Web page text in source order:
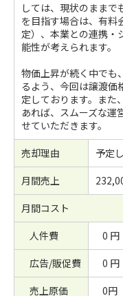
しては、現状のままで
を目指す場合は、有料
定）、本業との連携・
能性が考えられます。
物価上昇が続く中でも
るよう、今回は譲渡価
定しております。また
あれば、スムーズな運
せていただきます。
売却理由
予定
月間売上
月間コスト
人件費
0 円
広告/販促費
0 円
売上原価
0円